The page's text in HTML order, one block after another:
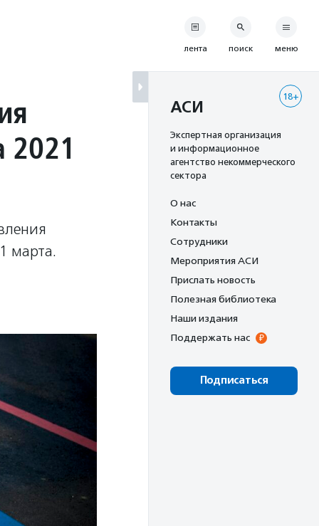
2021
марта.
лента поиск меню
18+
АСИ
Экспертная организация
и информационное
агентство некоммерческого
сектора
О нас
Контакты
Сотрудники
Мероприятия АСИ
Прислать новость
Полезная библиотека
Наши издания
Поддержать нас
Подписаться